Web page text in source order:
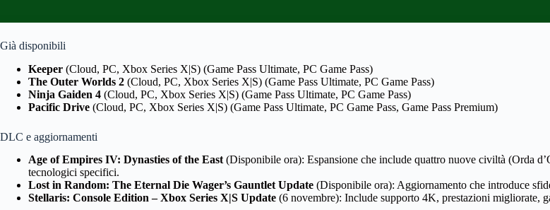
Già disponibili
Keeper (Cloud, PC, Xbox Series X|S) (Game Pass Ultimate, PC Game Pass)
The Outer Worlds 2 (Cloud, PC, Xbox Series X|S) (Game Pass Ultimate, PC Game Pass)
Ninja Gaiden 4 (Cloud, PC, Xbox Series X|S) (Game Pass Ultimate, PC Game Pass)
Pacific Drive (Cloud, PC, Xbox Series X|S) (Game Pass Ultimate, PC Game Pass, Game Pass Premium)
DLC e aggiornamenti
Age of Empires IV: Dynasties of the East (Disponibile ora): Espansione che include quattro nuove civiltà (Orda
tecnologici specifici.
Lost in Random: The Eternal Die Wager’s Gauntlet Update (Disponibile ora): Aggiornamento che introduce
Stellaris: Console Edition – Xbox Series X|S Update (6 novembre): Include supporto 4K, prestazioni migliorate,